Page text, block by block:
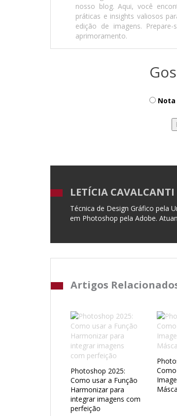
nosso blog. Aqui, você
práticas e insights valiosos
edição de imagens.
aprimoramento.
Nota
LETÍCIA CAVALCANTI
Técnica de Design Gráfico pela
em Photoshop pela Adobe.
Artigos
Photoshop 2025:
Como usar a Função
Harmonizar para
integrar imagens com
perfeição